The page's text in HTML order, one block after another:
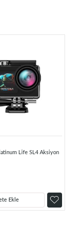
Life SL4 Aksiyon
Ekle